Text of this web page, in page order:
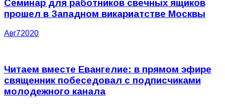
Семинар для работников свечных ящиков
прошел в Западном викариатстве Москвы
Авг72020
Читаем вместе Евангелие: в прямом эфире
священник побеседовал с подписчиками
молодежного канала